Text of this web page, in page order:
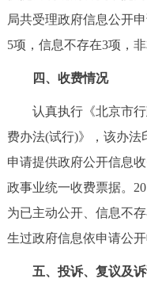
局共受理政府信息公开
5项，信息不存在3项，
四、收费情况
认真执行《北京市行
费办法(试行)》，该办法
申请提供政府公开信息
政事业统一收费票据。
为已主动公开、信息不
生过政府信息依申请公开
五、投诉、复议及诉